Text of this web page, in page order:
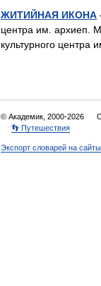
ЖИТИЙНАЯ ИКОНА
центра им. архиеп.
культурного
© Академик, 2000-2026
👣 Путешествия
Экспорт словарей на сайты